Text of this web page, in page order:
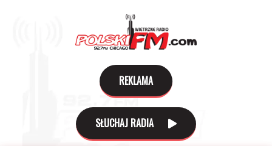
REKLAMA
SŁUCHAJ RADIA